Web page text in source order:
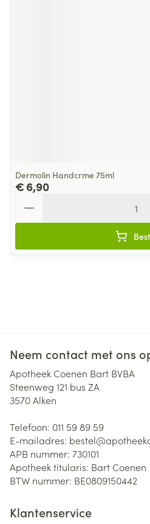
Dermolin Handcrme 75ml
€ 6,90
Neem contact met ons
Apotheek Coenen Bart BVBA
Steenweg 121 bus ZA
3570Alken
Telefoon: 011 59 89 59
E-mailadres: bestel@
APB nummer: 730101
Apotheek titularis: Bart Coenen
BTW nummer: BE0809150442
Klantenservice